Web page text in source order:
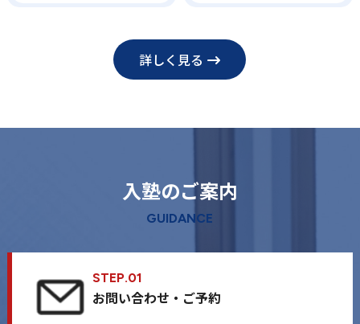
詳しく見る
⼊塾のご案内
GUIDANCE
STEP.01
お問い合わせ・ご予約